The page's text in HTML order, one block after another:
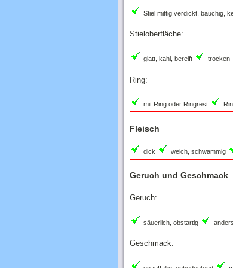
Stiel mittig verdickt, bauchig,
Stieloberfläche:
glatt, kahl, bereift trocken
Ring:
mit Ring oder Ringrest
Fleisch
dick weich, schwammig
Geruch und Geschmack
Geruch:
säuerlich, obstartig anders
Geschmack: